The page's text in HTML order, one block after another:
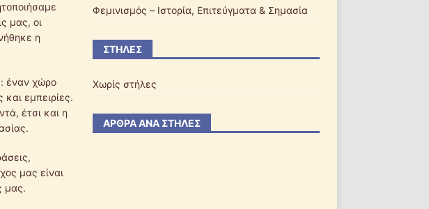
μας, οι
η
έναν χώρο
εμπειρίες.
έτσι και η
μας είναι
μας.
Φεμινισμός – Ιστορία, Επιτεύγματα & Σημασία
ΣΤΉΛΕΣ
Χωρίς στήλες
ΆΡΘΡΑ ΑΝΆ ΣΤΉΛΕΣ